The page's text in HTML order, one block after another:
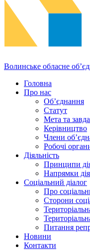
Волинське обласне
Головна
Про нас
Об’єднання
Статут
Мета та
Керівництво
Члени
Робочі
Діяльність
Принципи
Напрямки
Соціальний діалог
Про
Сторони
Питання
Новини
Контакти